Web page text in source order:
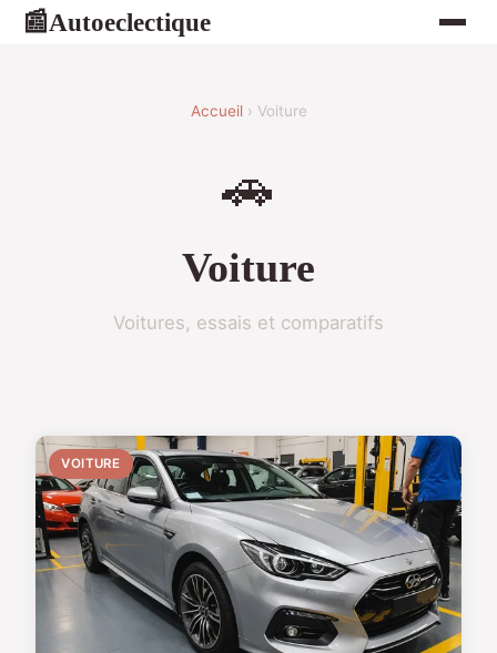
📰Autoeclectique
Accueil› Voiture
🚗
Voiture
Voitures, essais et comparatifs
VOITURE